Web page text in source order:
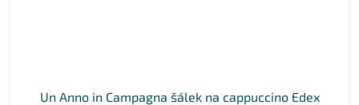
Un Anno in Campagna šálek na cappuccino Edex